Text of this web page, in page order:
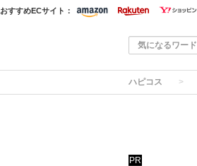
おすすめECサイト：
ハピコス
PR